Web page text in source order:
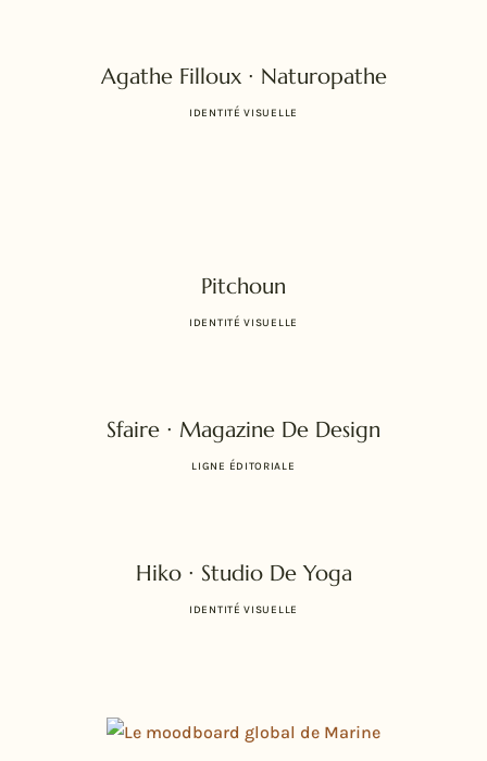
Agathe Filloux ∙ Naturopathe
IDENTITÉ VISUELLE
Pitchoun
IDENTITÉ VISUELLE
Sfaire ∙ Magazine De Design
LIGNE ÉDITORIALE
Hiko ∙ Studio De Yoga
IDENTITÉ VISUELLE